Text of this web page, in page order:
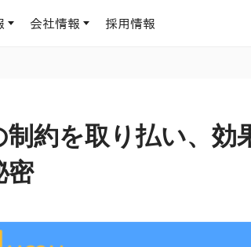
づくAIロープレで、
現可能な組織成果
ニングによる、効
ラーニング
専門家がAIや組織開発を深掘り解説
す
サービスのご利用方法や料金など
会社情報 採用情報
約を取り払い、効
密